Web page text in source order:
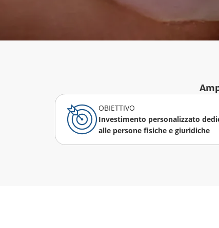
OBIETTIVO
Investimento personalizzato
alle persone fisiche e giuridiche